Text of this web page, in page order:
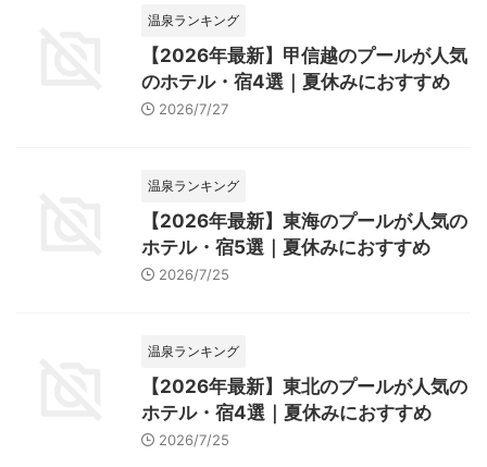
温泉ランキング
【2026年最新】甲信越のプールが人気
のホテル・宿4選｜夏休みにおすすめ
2026/7/27
温泉ランキング
【2026年最新】東海のプールが人気の
ホテル・宿5選｜夏休みにおすすめ
2026/7/25
温泉ランキング
【2026年最新】東北のプールが人気の
ホテル・宿4選｜夏休みにおすすめ
2026/7/25